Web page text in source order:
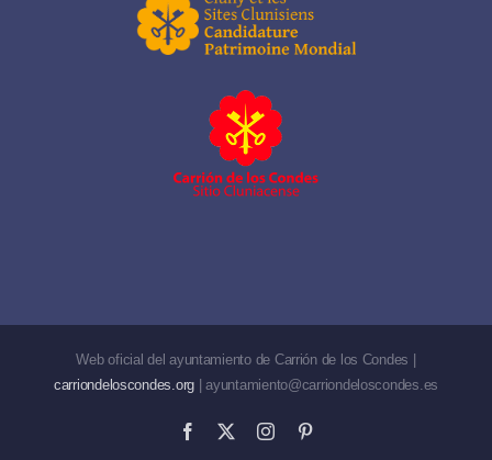
Web oficial del ayuntamiento de Carrión de los Condes |
carriondeloscondes.org | ayuntamiento@carriondeloscondes.es
Facebook InstagramPinterest